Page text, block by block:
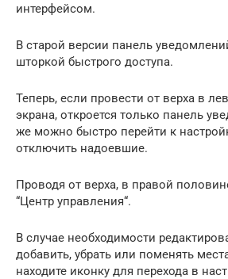
интерфейсом.
В старой версии панель
шторкой быстрого доступа.
Теперь, если провести от верха в
экрана, откроется только панель
же можно быстро перейти к
отключить надоевшие.
Проводя от верха, в правой
“Центр управления“.
В случае необходимости
добавить, убрать или поменять
находите иконку для перехода в